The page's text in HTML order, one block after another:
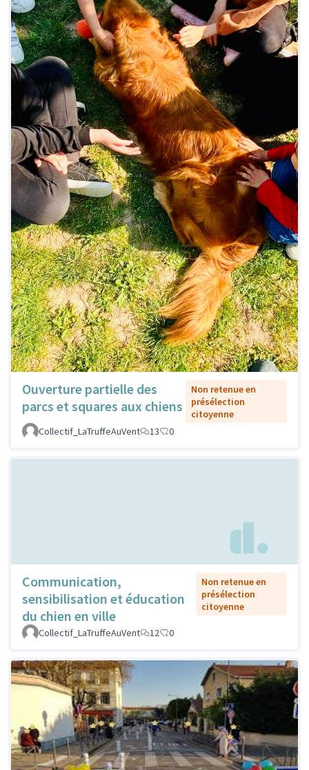
Ouverture partielle des
parcs et squares aux chiens
Non retenue en
présélection
citoyenne
Collectif_LaTruffeAuVent
13 0
Communication,
sensibilisation et éducation
du chien en ville
Non retenue en
présélection
citoyenne
Collectif_LaTruffeAuVent 12 0